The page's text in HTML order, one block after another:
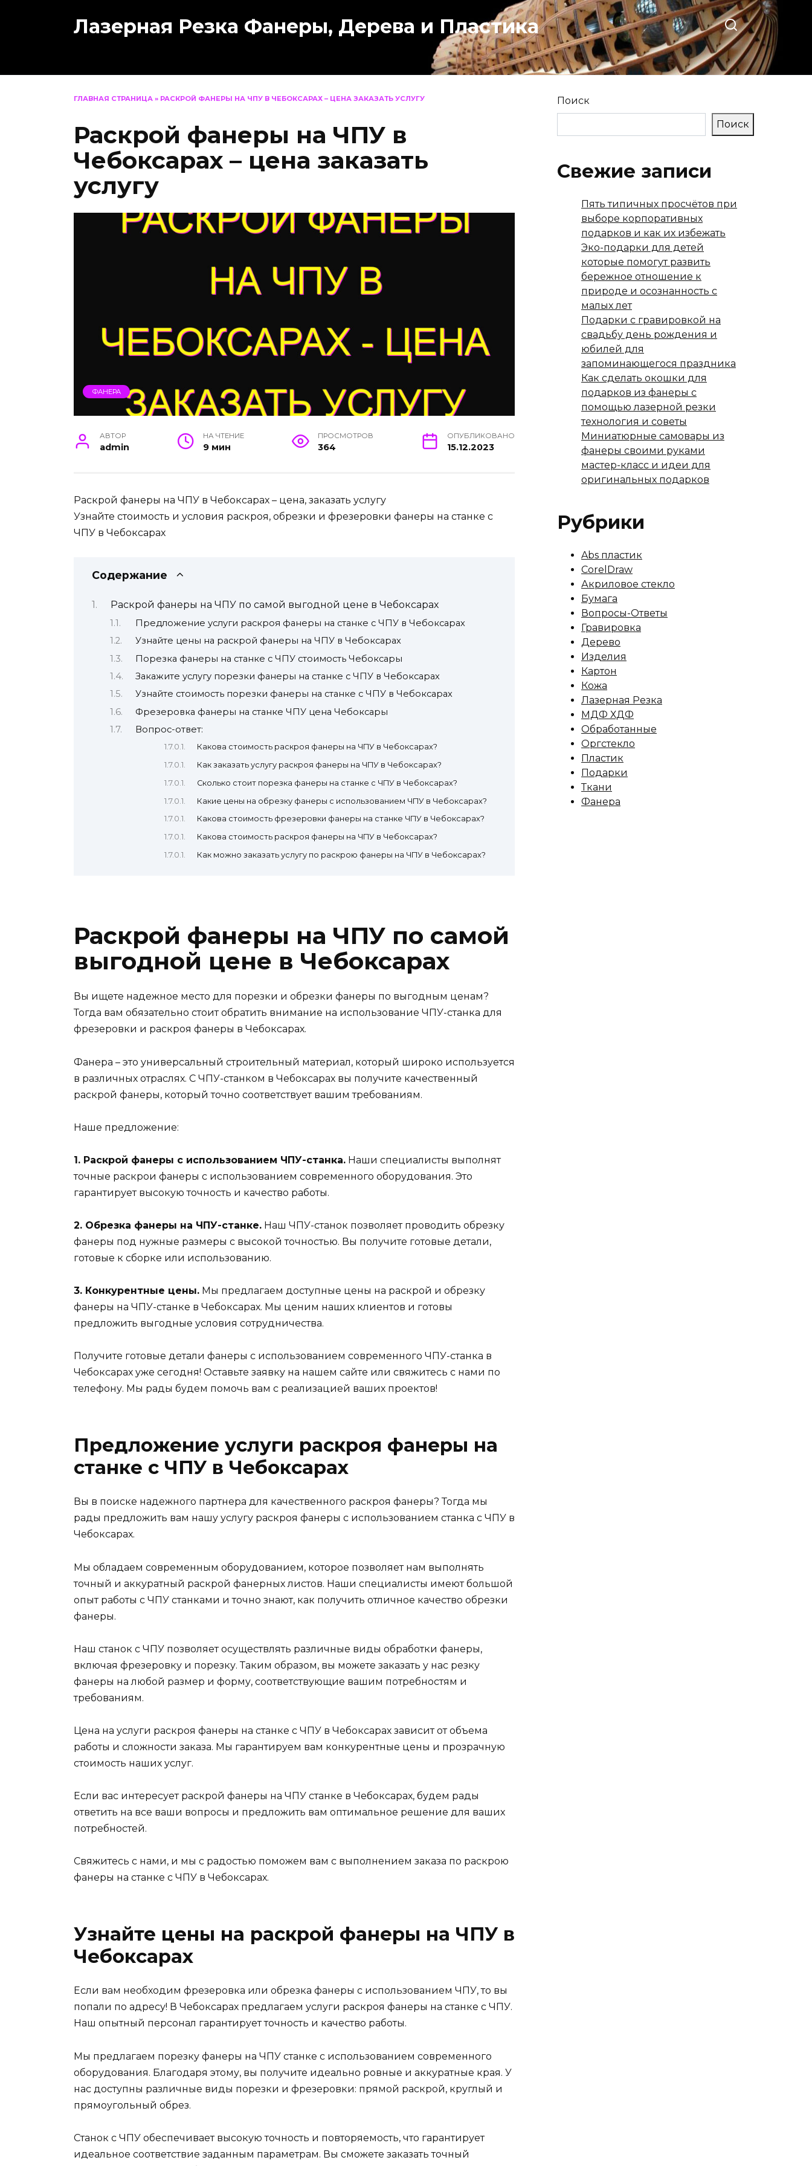
Лазерная Резка Фанеры, Дерева и Пластика
ГЛАВНАЯ СТРАНИЦА » РАСКРОЙ ФАНЕРЫ НА ЧПУ В ЧЕБОКСАРАХ – ЦЕНА ЗАКАЗАТЬ УСЛУГУ
Раскрой фанеры на ЧПУ в
Чебоксарах – цена заказать
услугу
ФАНЕРА
АВТОР
admin
НА ЧТЕНИЕ
9 мин
ПРОСМОТРОВ
364
ОПУБЛИКОВАНО
15.12.2023
Раскрой фанеры на ЧПУ в Чебоксарах – цена, заказать услугу
Узнайте стоимость и условия раскроя, обрезки и фрезеровки фанеры на станке с
ЧПУ в Чебоксарах
Содержание
Раскрой фанеры на ЧПУ по самой выгодной цене в Чебоксарах
Предложение услуги раскроя фанеры на станке с ЧПУ в Чебоксарах
Узнайте цены на раскрой фанеры на ЧПУ в Чебоксарах
Порезка фанеры на станке с ЧПУ стоимость Чебоксары
Закажите услугу порезки фанеры на станке с ЧПУ в Чебоксарах
Узнайте стоимость порезки фанеры на станке с ЧПУ в Чебоксарах
Фрезеровка фанеры на станке ЧПУ цена Чебоксары
Вопрос-ответ:
Какова стоимость раскроя фанеры на ЧПУ в Чебоксарах?
Как заказать услугу раскроя фанеры на ЧПУ в Чебоксарах?
Сколько стоит порезка фанеры на станке с ЧПУ в Чебоксарах?
Какие цены на обрезку фанеры с использованием ЧПУ в Чебоксарах?
Какова стоимость фрезеровки фанеры на станке ЧПУ в Чебоксарах?
Какова стоимость раскроя фанеры на ЧПУ в Чебоксарах?
Как можно заказать услугу по раскрою фанеры на ЧПУ в Чебоксарах?
Раскрой фанеры на ЧПУ по самой
выгодной цене в Чебоксарах
Вы ищете надежное место для порезки и обрезки фанеры по выгодным ценам?
Тогда вам обязательно стоит обратить внимание на использование ЧПУ-станка для
фрезеровки и раскроя фанеры в Чебоксарах.
Фанера – это универсальный строительный материал, который широко используется
в различных отраслях. С ЧПУ-станком в Чебоксарах вы получите качественный
раскрой фанеры, который точно соответствует вашим требованиям.
Наше предложение:
1. Раскрой фанеры с использованием ЧПУ-станка. Наши специалисты выполнят
точные раскрои фанеры с использованием современного оборудования. Это
гарантирует высокую точность и качество работы.
2. Обрезка фанеры на ЧПУ-станке. Наш ЧПУ-станок позволяет проводить обрезку
фанеры под нужные размеры с высокой точностью. Вы получите готовые детали,
готовые к сборке или использованию.
3. Конкурентные цены. Мы предлагаем доступные цены на раскрой и обрезку
фанеры на ЧПУ-станке в Чебоксарах. Мы ценим наших клиентов и готовы
предложить выгодные условия сотрудничества.
Получите готовые детали фанеры с использованием современного ЧПУ-станка в
Чебоксарах уже сегодня! Оставьте заявку на нашем сайте или свяжитесь с нами по
телефону. Мы рады будем помочь вам с реализацией ваших проектов!
Предложение услуги раскроя фанеры на
станке с ЧПУ в Чебоксарах
Вы в поиске надежного партнера для качественного раскроя фанеры? Тогда мы
рады предложить вам нашу услугу раскроя фанеры с использованием станка с ЧПУ в
Чебоксарах.
Мы обладаем современным оборудованием, которое позволяет нам выполнять
точный и аккуратный раскрой фанерных листов. Наши специалисты имеют большой
опыт работы с ЧПУ станками и точно знают, как получить отличное качество обрезки
фанеры.
Наш станок с ЧПУ позволяет осуществлять различные виды обработки фанеры,
включая фрезеровку и порезку. Таким образом, вы можете заказать у нас резку
фанеры на любой размер и форму, соответствующие вашим потребностям и
требованиям.
Цена на услуги раскроя фанеры на станке с ЧПУ в Чебоксарах зависит от объема
работы и сложности заказа. Мы гарантируем вам конкурентные цены и прозрачную
стоимость наших услуг.
Если вас интересует раскрой фанеры на ЧПУ станке в Чебоксарах, будем рады
ответить на все ваши вопросы и предложить вам оптимальное решение для ваших
потребностей.
Свяжитесь с нами, и мы с радостью поможем вам с выполнением заказа по раскрою
фанеры на станке с ЧПУ в Чебоксарах.
Узнайте цены на раскрой фанеры на ЧПУ в
Чебоксарах
Если вам необходим фрезеровка или обрезка фанеры с использованием ЧПУ, то вы
попали по адресу! В Чебоксарах предлагаем услуги раскроя фанеры на станке с ЧПУ.
Наш опытный персонал гарантирует точность и качество работы.
Мы предлагаем порезку фанеры на ЧПУ станке с использованием современного
оборудования. Благодаря этому, вы получите идеально ровные и аккуратные края. У
нас доступны различные виды порезки и фрезеровки: прямой раскрой, круглый и
прямоугольный обрез.
Станок с ЧПУ обеспечивает высокую точность и повторяемость, что гарантирует
идеальное соответствие заданным параметрам. Вы сможете заказать точный
Поиск
Поиск
Свежие записи
Пять типичных просчётов при
выборе корпоративных
подарков и как их избежать
Эко-подарки для детей
которые помогут развить
бережное отношение к
природе и осознанность с
малых лет
Подарки с гравировкой на
свадьбу день рождения и
юбилей для
запоминающегося праздника
Как сделать окошки для
подарков из фанеры с
помощью лазерной резки
технология и советы
Миниатюрные самовары из
фанеры своими руками
мастер-класс и идеи для
оригинальных подарков
Рубрики
Abs пластик
CorelDraw
Акриловое стекло
Бумага
Вопросы-Ответы
Гравировка
Дерево
Изделия
Картон
Кожа
Лазерная Резка
МДФ ХДФ
Обработанные
Оргстекло
Пластик
Подарки
Ткани
Фанера